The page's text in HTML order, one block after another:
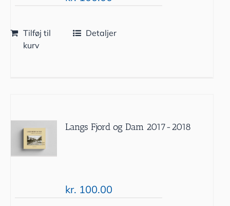
Tilføj til
kurv
Detaljer
Langs Fjord og Dam 2017-2018
kr. 100.00